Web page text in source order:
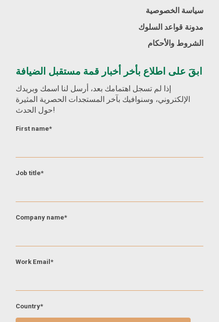
سياسة الخصوصية
مدونة قواعد السلوك
الشروط والأحكام
ابقَ على اطلاع بأخر أخبار قمة مستقبل الضيافة
إذا لم تسجل اهتمامك بعد، أرسل لنا اسمك وبريدك
الإلكتروني، وسنوافيك بآخر المستجدات الحصرية المثيرة
حول الحدث!
First name*
Job title*
Company name*
Work Email *
Country*